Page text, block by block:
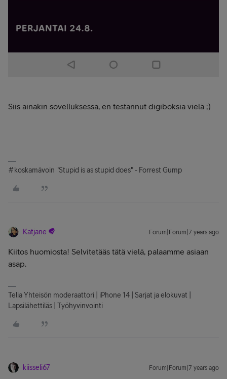
Siis ainakin sovelluksessa, en testannut digiboksia vielä ;)
#koskamävoin "Stupid is as stupid does" - Forrest Gump
Katjane Forum|Forum|7 years ago
Kiitos huomiosta! Selvitetääs tätä vielä, palaamme asiaan
asap.
Telia Yhteisön moderaattori | iPhone 14 | Sarjat ja elokuvat |
Lapsilähettiläs | Työhyvinvointi
kiisseli67 Forum|Forum|7 years ago